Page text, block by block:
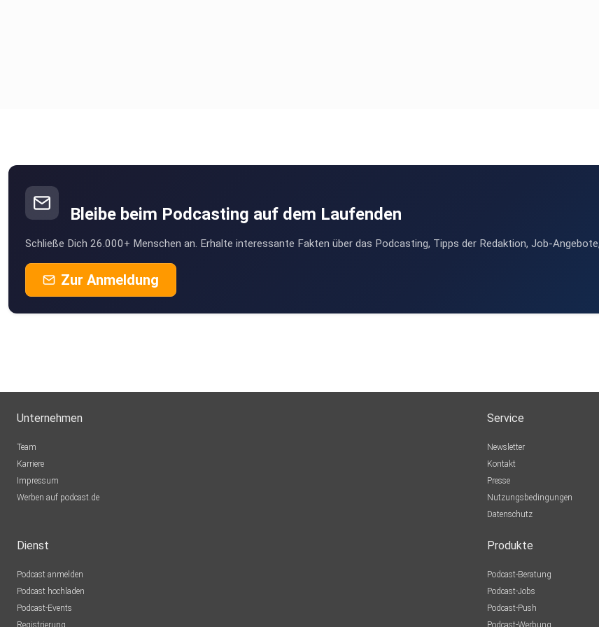
Bleibe beim Podcasting auf dem Laufenden
Schließe Dich 26.000+ Menschen an. Erhalte interessante Fakten über das Podcasting, Tipps der Redaktion, Job-
Zur Anmeldung
Unternehmen
Team
Karriere
Impressum
Werben auf podcast.de
Service
Newsletter
Kontakt
Presse
Nutzungsbedingungen
Datenschutz
Dienst
Podcast anmelden
Podcast hochladen
Podcast-Events
Registrierung
Produkte
Podcast-Beratung
Podcast-Jobs
Podcast-Push
Podcast-Werbung